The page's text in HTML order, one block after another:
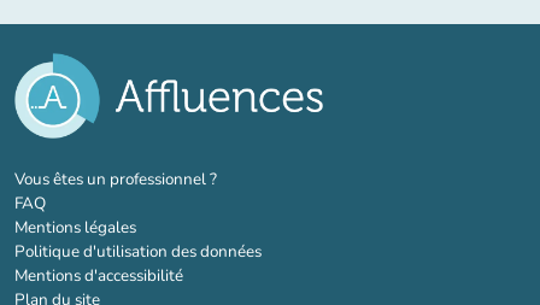
Vous êtes un professionnel ?(nouvel onglet)
FAQ
Mentions légales
Politique d'utilisation des données
Mentions d'accessibilité
Plan du site